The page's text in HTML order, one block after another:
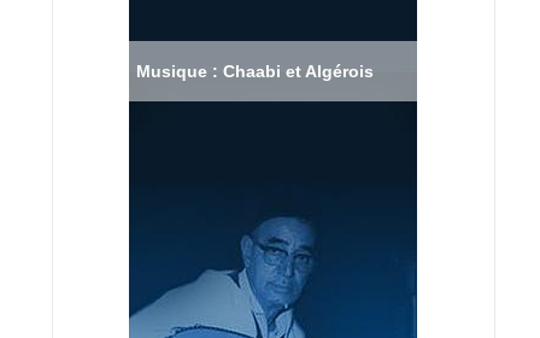
Musique : Chaabi et Algérois